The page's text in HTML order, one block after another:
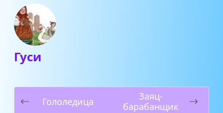
Гуси
Гололедица
Заяц-
барабанщик